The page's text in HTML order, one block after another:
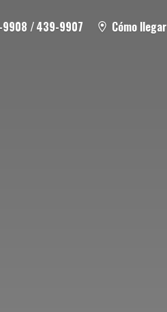
/ 439-9907 Cómo llegar